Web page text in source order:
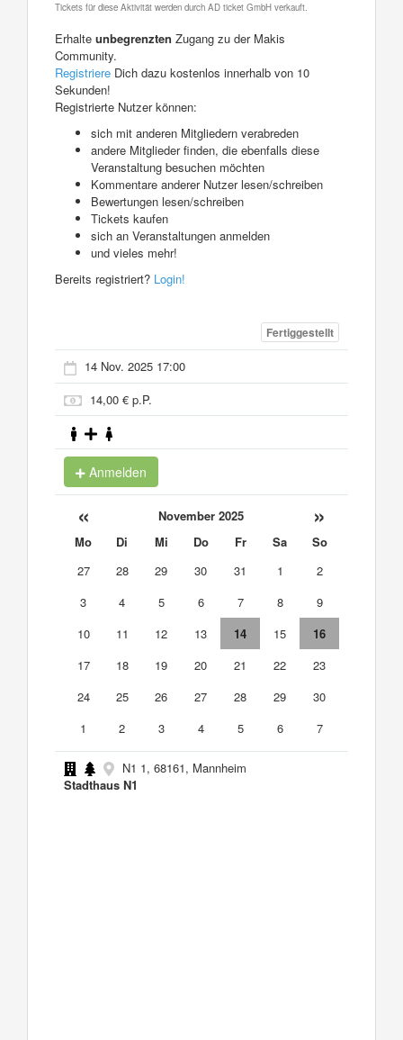
Tickets für diese Aktivität werden durch AD ticket GmbH verkauft.
Erhalte unbegrenzten Zugang zu der Makis
Community.
Registriere Dich dazu kostenlos innerhalb von 10
Sekunden!
Registrierte Nutzer können:
sich mit anderen Mitgliedern verabreden
andere Mitglieder finden, die ebenfalls diese
Veranstaltung besuchen möchten
Kommentare anderer Nutzer lesen/schreiben
Bewertungen lesen/schreiben
Tickets kaufen
sich an Veranstaltungen anmelden
und vieles mehr!
Bereits registriert? Login!
Fertiggestellt
14 Nov. 2025 17:00
14,00 € p.P.
Anmelden
« November 2025 »
Mo Di Mi Do Fr Sa
So
27
28 29 30 31 1
2
3
4 5 6 7 8
9
10
11 12 13 14 15
16
17
18 19 20 21 22
23
24
25 26 27 28 29
30
1
2 3 4 5 6 7
N1 1, 68161, Mannheim
Stadthaus N1